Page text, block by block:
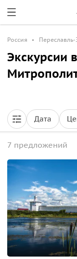
Россия Переславль-
Экскурсии
Дата
7 предложений